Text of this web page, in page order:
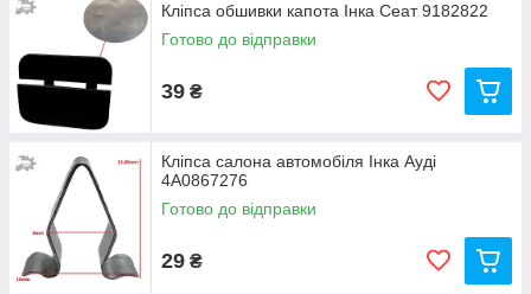
Кліпса обшивки капота Інка Сеат 9182822
Готово до відправки
39 ₴
Кліпса салона автомобіля Інка Ауді
4A0867276
Готово до відправки
29 ₴